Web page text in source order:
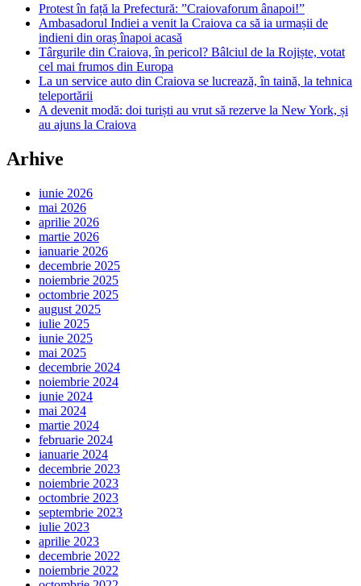
Protest în față la Prefectură: ”Craiovaforum ânapoi!”
Ambasadorul Indiei a venit la Craiova ca să ia urmașii de
indieni din oraș înapoi acasă
Târgurile din Craiova, în pericol? Bâlciul de la Rojiște, votat
cel mai frumos din Europa
La un service auto din Craiova se lucrează, în taină, la tehnica
teleportării
A devenit modă: doi turiști au vrut să rezerve la New York, și
au ajuns la Craiova
Arhive
iunie 2026
mai 2026
aprilie 2026
martie 2026
ianuarie 2026
decembrie 2025
noiembrie 2025
octombrie 2025
august 2025
iulie 2025
iunie 2025
mai 2025
decembrie 2024
noiembrie 2024
iunie 2024
mai 2024
martie 2024
februarie 2024
ianuarie 2024
decembrie 2023
noiembrie 2023
octombrie 2023
septembrie 2023
iulie 2023
aprilie 2023
decembrie 2022
noiembrie 2022